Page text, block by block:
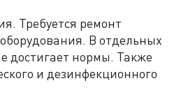
Требуется ремонт
В отдельных
достигает нормы. Также
и дезинфекционного